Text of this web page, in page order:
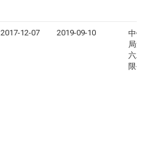
2017-12-07 2019-09-10
中铁
局集
六工
限公